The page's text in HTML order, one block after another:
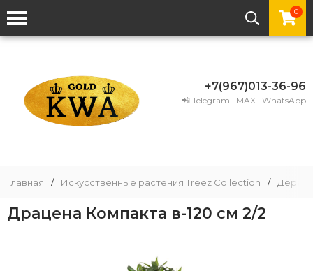
0
+7(967)013-36-96
📲 Telegram | MAX | WhatsApp
Главная / Искусственные растения Treez Collection /
Драцена Компакта в-120 см 2/2